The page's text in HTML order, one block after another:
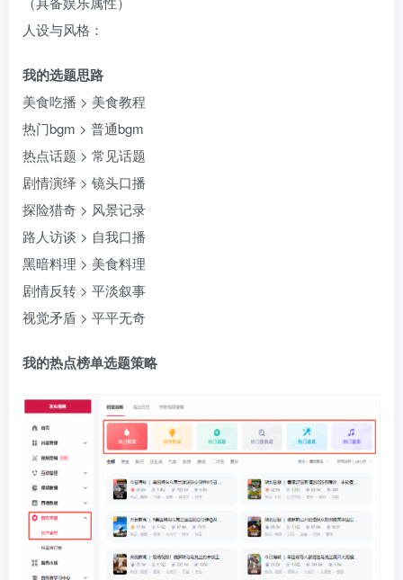
人设与风格：
我的选题思路​
美食吃播 > 美食教程​
热门bgm > 普通bgm​
热点话题 > 常见话题​
剧情演绎 > 镜头口播​
探险猎奇 > 风景记录​
路人访谈 > 自我口播​
黑暗料理 > 美食料理​
剧情反转 > 平淡叙事​
视觉矛盾 > 平平无奇 ​
我的热点榜单选题策略